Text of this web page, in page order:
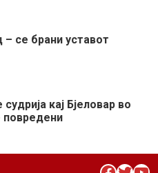
– се брани уставот
кај Бјеловар во
повредени